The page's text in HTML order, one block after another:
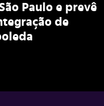
Paulo e prevê
de